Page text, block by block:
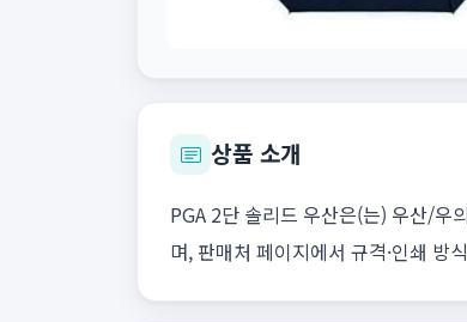
상품 소개
PGA 2단 솔리드 우산은(는) 우산/우
며, 판매처 페이지에서 규격·인쇄 방